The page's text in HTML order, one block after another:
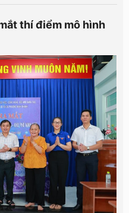
thí điểm mô hình